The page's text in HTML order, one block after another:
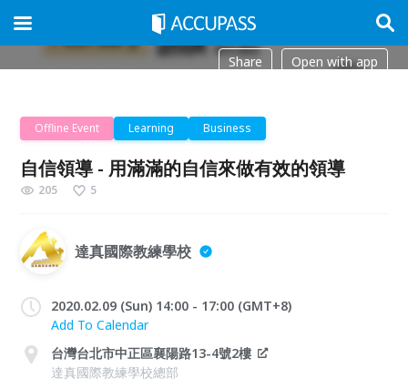
Share Open with app
Offline Event Learning Business
自信領導 - 用滿滿的自信來做有效的領導
205 5
達真國際教練學校
2020.02.09 (Sun) 14:00 - 17:00 (GMT+8)
Add To Calendar
台灣台北市中正區襄陽路13-4號2樓
達真國際教練學校總部